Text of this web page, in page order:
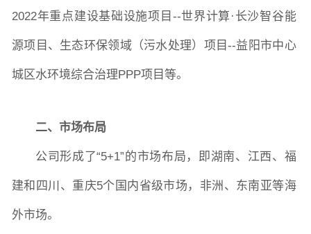
2022年重点建设基础设施项目--世界计算·长沙智谷能
源项目、生态环保领域（污水处理）项目--益阳市中心
城区水环境综合治理PPP项目等。
二、 市场布局
公司形成了“5+1”的市场布局，即湖南、江西、福
建和四川、重庆5个国内省级市场，非洲、东南亚等海
外市场。